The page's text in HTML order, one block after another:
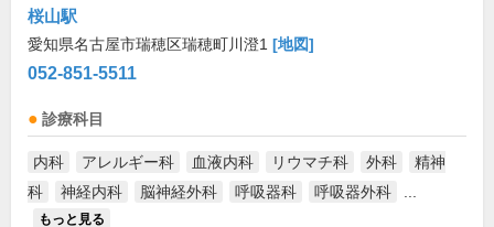
桜山駅
愛知県名古屋市瑞穂区瑞穂町川澄1 [地図]
052-851-5511
診療科目
内科 アレルギー科 血液内科 リウマチ科 外科
精神
科
神経内科 脳神経外科 呼吸器科 呼吸器外科
もっと見る